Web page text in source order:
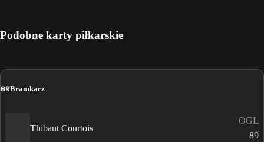
Podobne karty piłkarskie
BRBramkarz
Thibaut Courtois
OGL
89